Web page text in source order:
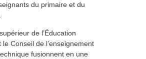
du primaire et du
de l’Éducation
le Conseil de l’enseignement
fusionnent en une